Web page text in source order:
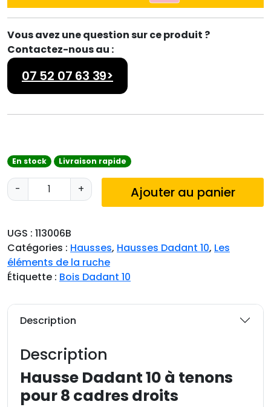
Vous avez une question sur ce produit ?
Contactez-nous au :
07 52 07 63 39>
En stock Livraison rapide
-
q
u
n
t
t
+ Ajouter au panier
UGS : 113006B
Catégories : Hausses, Hausses Dadant 10, Les
éléments de la ruche
Étiquette : Bois Dadant 10
Description
Description
Hausse Dadant 10 à tenons
pour 8 cadres droits